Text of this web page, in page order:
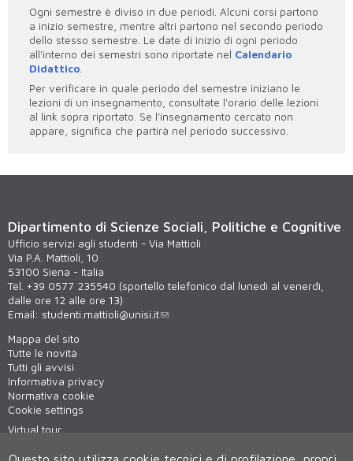
Ogni semestre è diviso in due periodi. Alcuni corsi partono
a inizio semestre, mentre altri partono nel secondo periodo
dello stesso semestre. Le date di inizio di ogni periodo
all'interno dei semestri sono riportate nel Calendario
Didattico.
Per verificare in quale periodo del semestre iniziano le
lezioni di un insegnamento, consultate l'orario delle lezioni
al link sopra riportato. Se l'insegnamento cercato non
appare, significa che partirà nel periodo successivo.
Dipartimento di Scienze Sociali, Politiche e Cognitive
Ufficio servizi agli studenti - Via Mattioli
Via P.A. Mattioli, 10
53100 Siena - Italia
Tel. +39 0577 235540 (sportello telefonico dal lunedì al venerdì,
dalle ore 12 alle ore 13)
Email: studenti.mattioli@unisi.it
Mappa del sito
Tutte le novità
Tutti gli avvisi
Informativa privacy
Normativa cookie
Cookie settings
Virtual tour